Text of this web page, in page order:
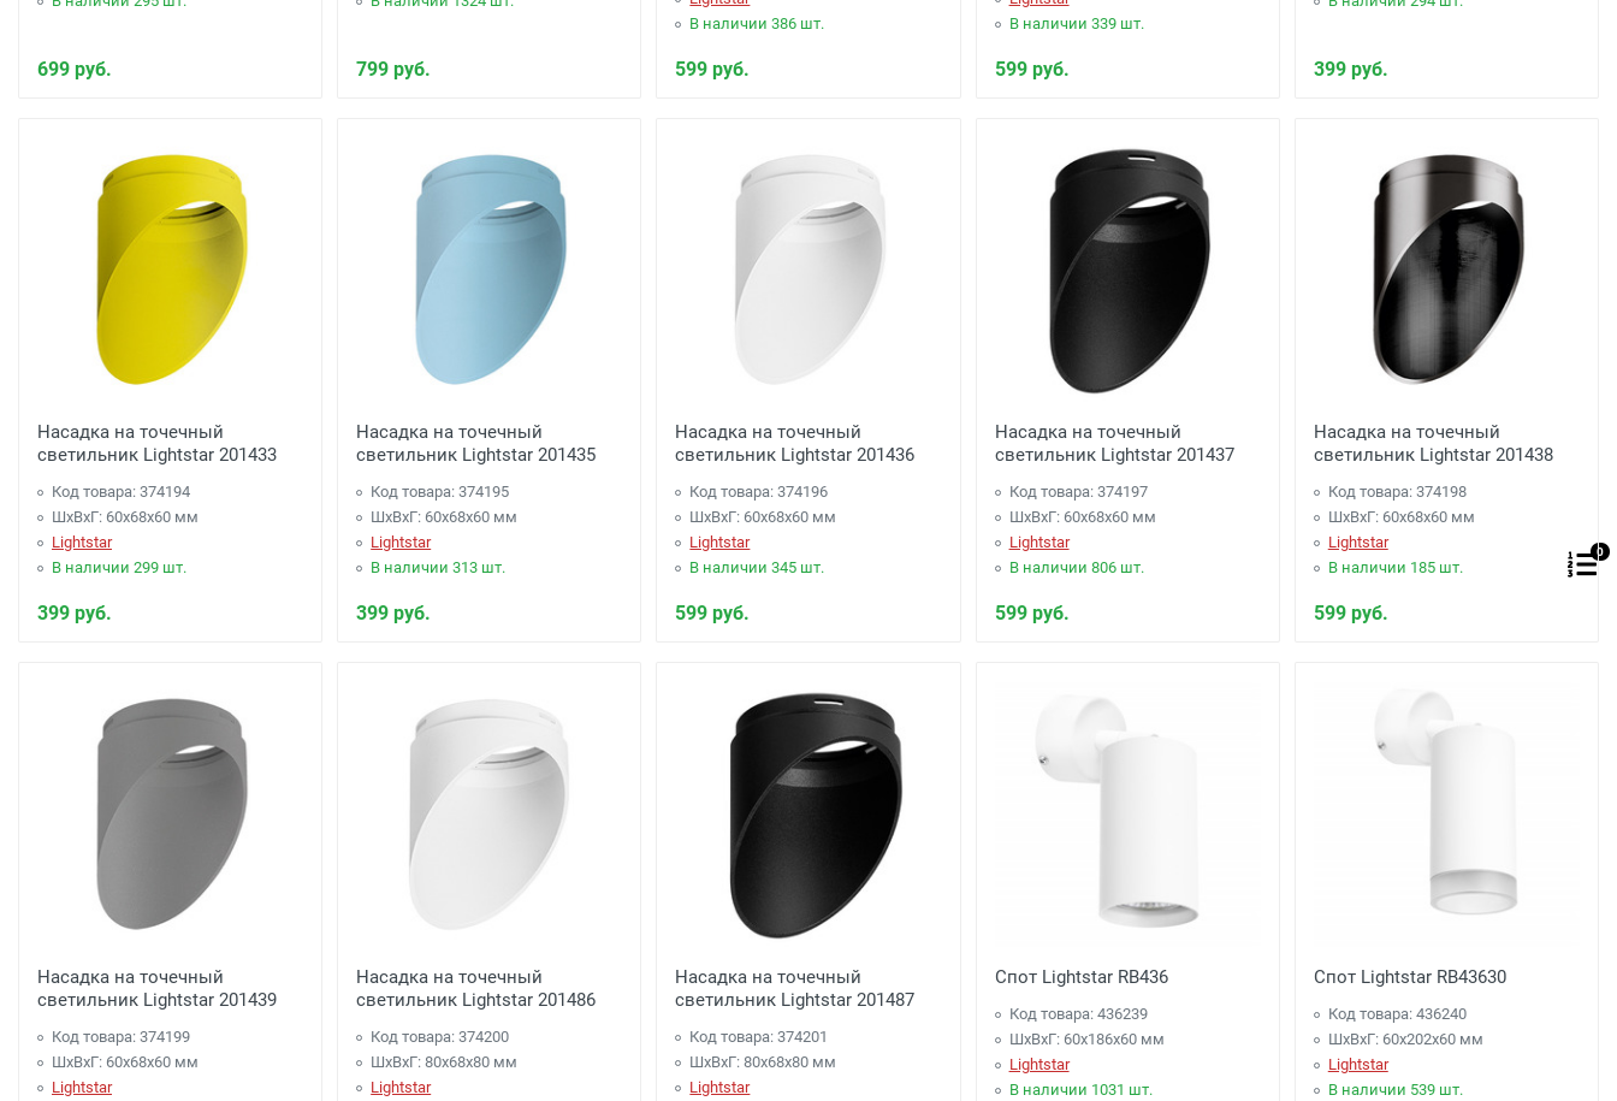
699 руб. 799 руб.
В наличии 386 шт.
599 руб.
В наличии 339 шт.
599 руб. 399 руб.
Насадка на точечный
светильник Lightstar 201433
Код товара: 374194
ШхВхГ: 60x68x60 мм
Lightstar
В наличии 299 шт.
399 руб.
Насадка на точечный
светильник Lightstar 201435
Код товара: 374195
ШхВхГ: 60x68x60 мм
Lightstar
В наличии 313 шт.
399 руб.
Насадка на точечный
светильник Lightstar 201436
Код товара: 374196
ШхВхГ: 60x68x60 мм
Lightstar
В наличии 345 шт.
599 руб.
Насадка на точечный
светильник Lightstar 201437
Код товара: 374197
ШхВхГ: 60x68x60 мм
Lightstar
В наличии 806 шт.
599 руб.
Насадка на точечный
светильник Lightstar 201438
Код товара: 374198
ШхВхГ: 60x68x60 мм
Lightstar
В наличии 185 шт.
599 руб.
Насадка на точечный
светильник Lightstar 201439
Код товара: 374199
ШхВхГ: 60x68x60 мм
Lightstar
Насадка на точечный
светильник Lightstar 201486
Код товара: 374200
ШхВхГ: 80x68x80 мм
Lightstar
Насадка на точечный
светильник Lightstar 201487
Код товара: 374201
ШхВхГ: 80x68x80 мм
Lightstar
Спот Lightstar RB436
Код товара: 436239
ШхВхГ: 60x186x60 мм
Lightstar
В наличии 1031 шт.
Спот Lightstar RB43630
Код товара: 436240
ШхВхГ: 60x202x60 мм
Lightstar
В наличии 539 шт.
0